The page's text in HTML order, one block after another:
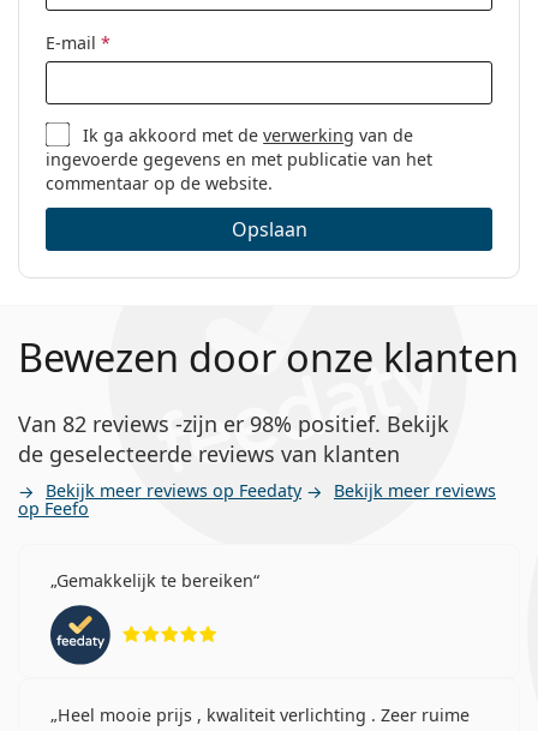
E-mail *
Ik ga akkoord met deverwerking van de
ingevoerde gegevens en met publicatie van het
commentaar op de website.
Opslaan
Bewezen door onze klanten
Van 82 reviews -zijn er 98% positief. Bekijk
de geselecteerde reviews van klanten
Bekijk meer reviews op Feedaty Bekijk meer reviews
op Feefo
Gemakkelijk te bereiken
Heel mooie prijs , kwaliteit verlichting . Zeer ruime